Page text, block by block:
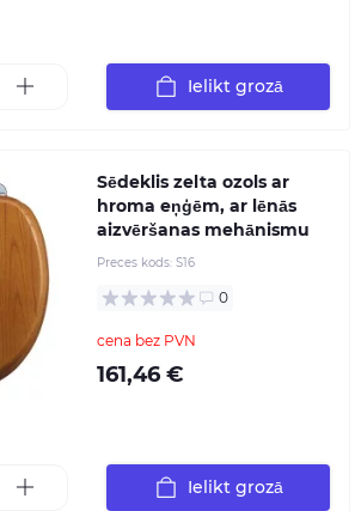
Ielikt grozā
Sēdeklis zelta ozols ar
hroma eņģēm, ar lēnās
aizvēršanas mehānismu
Preces kods: S16
0
cena bez PVN
161,46 €
Ielikt grozā